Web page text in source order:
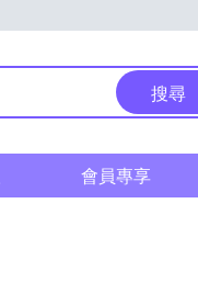
搜尋
會員專享